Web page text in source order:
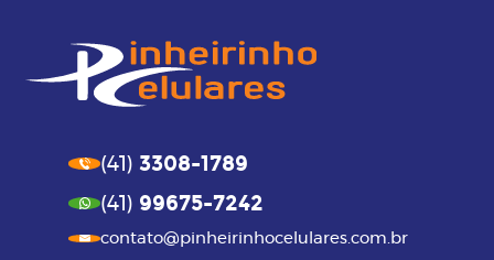
(41) 3308-1789
(41) 99675-7242
contato@pinheirinhocelulares.com.br